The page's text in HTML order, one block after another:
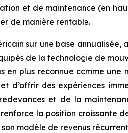
et de maintenance (en
de manière rentable.
sur une base annualisée,
de la technologie de
en plus reconnue comme
des expériences
et de la
la position croissante
modèle de revenus